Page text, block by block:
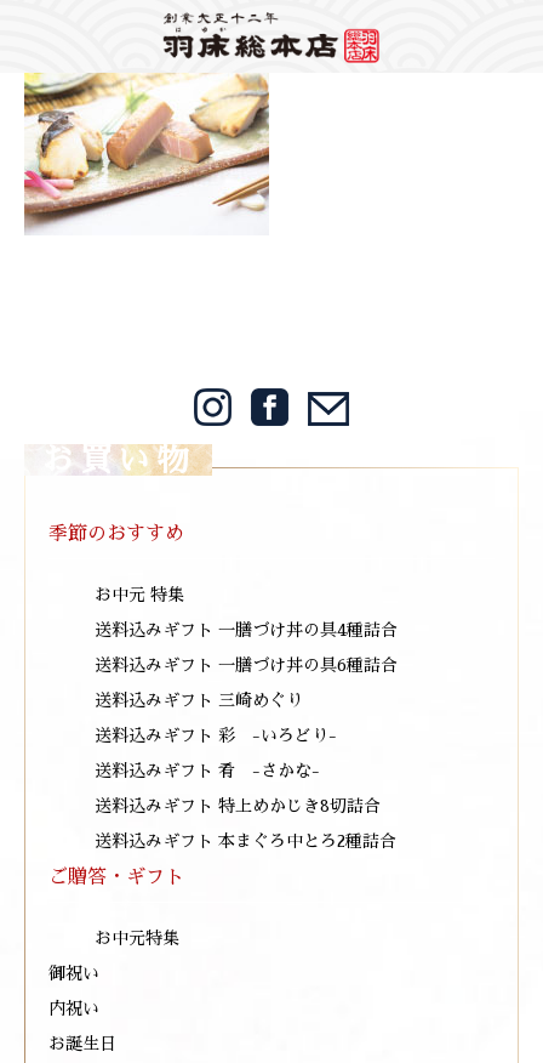
: foreach() argument must be of type array|object, bool given in
/home/mps1910/hayuka.jp/public_html/wp-
content/themes/hayuka/single.phpon line12
お買い物
季節のおすすめ
お中元 特集
送料込みギフト 一膳づけ丼の具4種詰合
送料込みギフト 一膳づけ丼の具6種詰合
送料込みギフト 三崎めぐり
送料込みギフト 彩 -いろどり-
送料込みギフト 肴 -さかな-
送料込みギフト 特上めかじき8切詰合
送料込みギフト 本まぐろ中とろ2種詰合
ご贈答・ギフト
お中元特集
御祝い
内祝い
お誕生日